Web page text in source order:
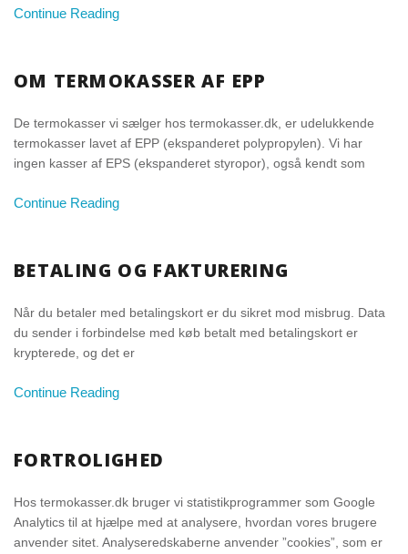
Continue Reading
OM TERMOKASSER AF EPP
De termokasser vi sælger hos termokasser.dk, er udelukkende
termokasser lavet af EPP (ekspanderet polypropylen). Vi har
ingen kasser af EPS (ekspanderet styropor), også kendt som
Continue Reading
BETALING OG FAKTURERING
Når du betaler med betalingskort er du sikret mod misbrug. Data
du sender i forbindelse med køb betalt med betalingskort er
krypterede, og det er
Continue Reading
FORTROLIGHED
Hos termokasser.dk bruger vi statistikprogrammer som Google
Analytics til at hjælpe med at analysere, hvordan vores brugere
anvender sitet. Analyseredskaberne anvender ”cookies”, som er